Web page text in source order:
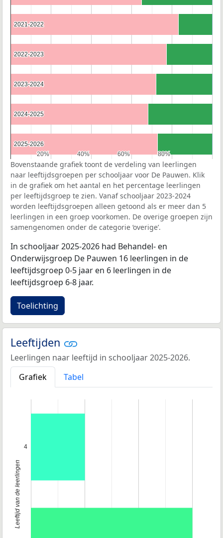
20%
20% 40%
40% 60%
60% 80%
80%
2021-2022
2021-2022
2022-2023
2022-2023
2023-2024
2023-2024
2024-2025
2024-2025
2025-2026
2025-2026
Bovenstaande grafiek toont de verdeling van leerlingen
naar leeftijdsgroepen per schooljaar voor De Pauwen. Klik
in de grafiek om het aantal en het percentage leerlingen
per leeftijdsgroep te zien. Vanaf schooljaar 2023-2024
worden leeftijdsgroepen alleen getoond als er meer dan 5
leerlingen in een groep voorkomen. De overige groepen zijn
samengenomen onder de categorie ‘overige’.
In schooljaar 2025-2026 had Behandel- en
Onderwijsgroep De Pauwen 16 leerlingen in de
leeftijdsgroep 0-5 jaar en 6 leerlingen in de
leeftijdsgroep 6-8 jaar.
Toelichting
Leeftijden
Leerlingen naar leeftijd in schooljaar 2025-2026.
Grafiek
Tabel
4
Leeftijd van de leerlingen